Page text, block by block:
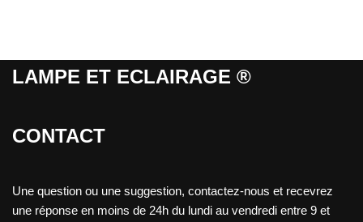
LAMPE ET ECLAIRAGE ®
CONTACT
Une question ou une suggestion, contactez-nous et recevrez
une réponse en moins de 24h du lundi au vendredi entre 9 et